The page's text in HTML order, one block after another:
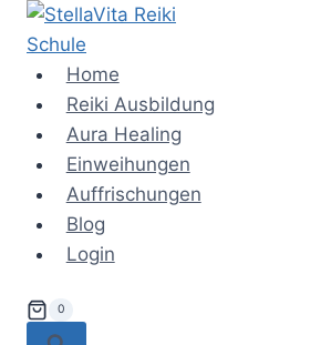
Zum
Inhalt
springenHome
Reiki Ausbildung
Aura Healing
Einweihungen
Auffrischungen
Blog
Login
0